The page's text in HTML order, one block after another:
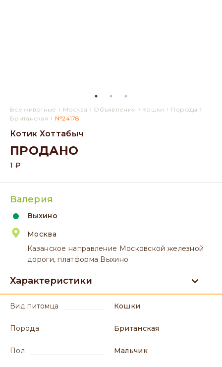
Все животные › Москва › Объявления › Кошки › Породы ›
Британская › №24178
Котик Хоттабыч
ПРОДАНО
1 ₽
Валерия
Выхино
Москва
Казанское направление Московской железной
дороги, платформа Выхино
Характеристики
вид питомца Кошки
порода Британская
пол мальчик